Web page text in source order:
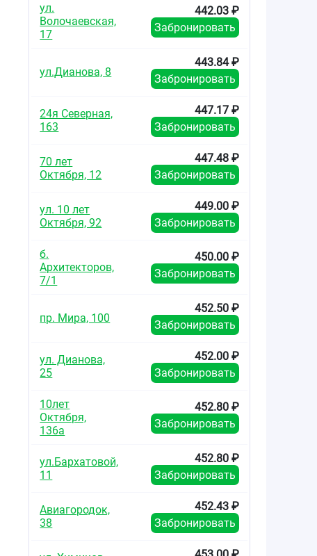
ул.
Волочаевская,
17
442.03 ₽
Забронировать
ул.Дианова, 8
443.84 ₽
Забронировать
24я Северная,
163
447.17 ₽
Забронировать
70 лет
Октября, 12
447.48 ₽
Забронировать
ул. 10 лет
Октября, 92
449.00 ₽
Забронировать
б.
Архитекторов,
7/1
450.00 ₽
Забронировать
пр. Мира, 100
452.50 ₽
Забронировать
ул. Дианова,
25
452.00 ₽
Забронировать
10лет
Октября,
136а
452.80 ₽
Забронировать
ул.Бархатовой,
11
452.80 ₽
Забронировать
Авиагородок,
38
452.43 ₽
Забронировать